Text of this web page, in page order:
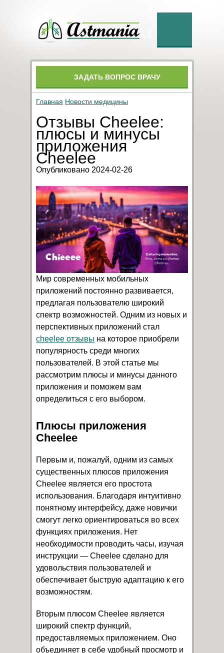
ЗАДАТЬ ВОПРОС ВРАЧУ
Главная Новости медицины
Отзывы Cheelee:
плюсы и минусы
приложения
Cheelee
Опубликовано 2024-02-26
Мир современных мобильных
приложений постоянно развивается,
предлагая пользователю широкий
спектр возможностей. Одним из новых и
перспективных приложений стал
cheelee отзывы на которое приобрели
популярность среди многих
пользователей. В этой статье мы
рассмотрим плюсы и минусы данного
приложения и поможем вам
определиться с его выбором.
Плюсы приложения
Cheelee
Первым и, пожалуй, одним из самых
существенных плюсов приложения
Cheelee является его простота
использования. Благодаря интуитивно
понятному интерфейсу, даже новички
смогут легко ориентироваться во всех
функциях приложения. Нет
необходимости проводить часы, изучая
инструкции — Cheelee сделано для
удовольствия пользователей и
обеспечивает быструю адаптацию к его
возможностям.
Вторым плюсом Cheelee является
широкий спектр функций,
предоставляемых приложением. Оно
объединяет в себе удобный просмотр и